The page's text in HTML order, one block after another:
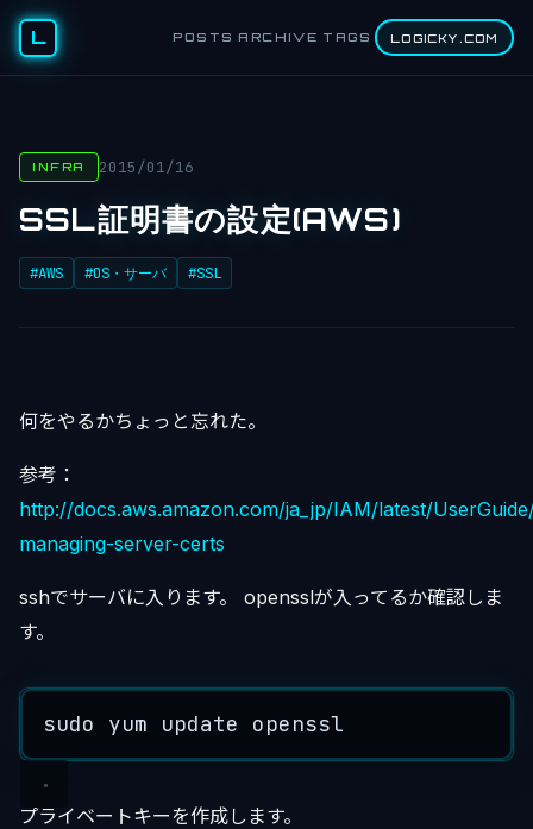
L POSTS ARCHIVE TAGS LOGICKY.COM
INFRA 2015/01/16
SSL証明書の設定(AWS)
#AWS #OS・サーバ #SSL
何をやるかちょっと忘れた。
参考：
http://docs.aws.amazon.com/ja_jp/IAM/latest/
managing-server-certs
sshでサーバに入ります。 opensslが入ってるか確認しま
す。
sudo yum update openssl
プライベートキーを作成します。